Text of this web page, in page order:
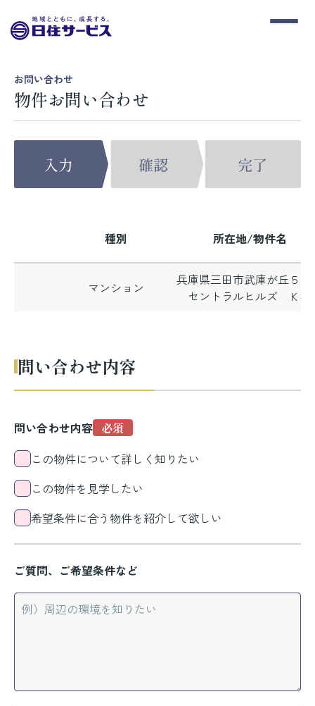
お問い合わせ
物件お問い合わせ
種別 所在地/物件名
マンション
兵庫県三田市武庫が丘５丁
セントラルヒルズ Ｋ棟
問い合わせ内容
問い合わせ内容
この物件について詳しく知りたい
この物件を見学したい
希望条件に合う物件を紹介して欲しい
ご質問、ご希望条件など